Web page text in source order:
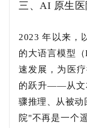
三、AI 原生
2023 年以来，
的大语言模型
速发展，为医
的跃升——从文
骤推理、从被
院"不再是一个